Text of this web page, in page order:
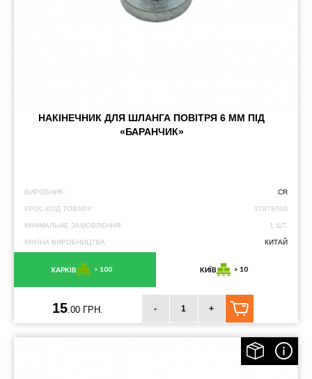
НАКІНЕЧНИК ДЛЯ ШЛАНГА ПОВІТРЯ 6 ММ ПІД
«БАРАНЧИК»
ВИРОБНИК: CR
КРОС-КОД ТОВАРУ: 37878700
МІНІМАЛЬНЕ ЗАМОВЛЕННЯ: 1 ШТ.
КРАЇНА ВИРОБНИЦТВА: КИТАЙ
ХАРКІВ > 100 КИЇВ > 10
15 .00 ГРН. - +